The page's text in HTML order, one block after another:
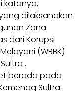
katanya,
dilaksanakan
Zona
dari Korupsi
(WBBK)
.
berada pada
Sultra